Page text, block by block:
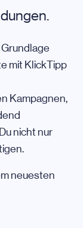
mit KlickTipp
Kampagnen,
nicht nur
neuesten